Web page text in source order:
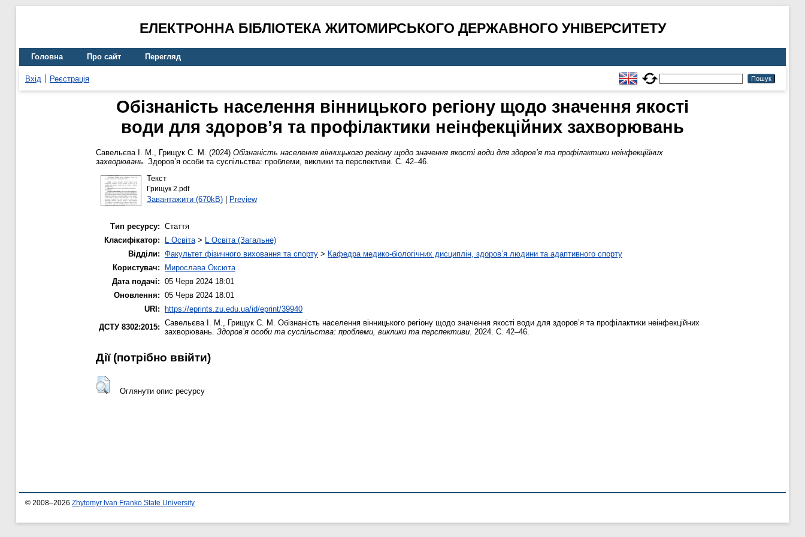
ЕЛЕКТРОННА БІБЛІОТЕКА ЖИТОМИРСЬКОГО ДЕРЖАВНОГО УНІВЕРСИТЕТУ
Головна Про сайт Перегляд
Вхід Реєстрація
Обізнаність населення вінницького регіону щодо значення якості
води для здоров’я та профілактики неінфекційних захворювань
Савельєва І. М., Грищук С. М. (2024) Обізнаність населення вінницького регіону щодо значення якості води для здоров’я та профілактики неінфекційних
захворювань. Здоров’я особи та суспільства: проблеми, виклики та перспективи. С. 42–46.
Текст
Грищук 2.pdf
Завантажити (670kB)| Preview
Тип ресурсу: Стаття
Класифікатор:
L Освіта> L Освіта (Загальне)
Відділи: Факультет фізичного виховання та спорту > Кафедра медико-біологічних дисциплін, здоров’я людини та адаптивного спорту
Користувач:
Мирослава Оксюта
Дата подачі: 05 Черв 2024 18:01
Оновлення: 05 Черв 2024 18:01
URI:
https://eprints.zu.edu.ua/id/eprint/39940
ДСТУ 8302:2015: Савельєва І. М., Грищук С. М. Обізнаність населення вінницького регіону щодо значення якості води для здоров’я та профілактики неінфекційних
захворювань. Здоров’я особи та суспільства: проблеми, виклики та перспективи. 2024. С. 42–46.
Дії ​​(потрібно ввійти)
Оглянути опис ресурсу
© 2008–2026 Zhytomyr Ivan Franko State University